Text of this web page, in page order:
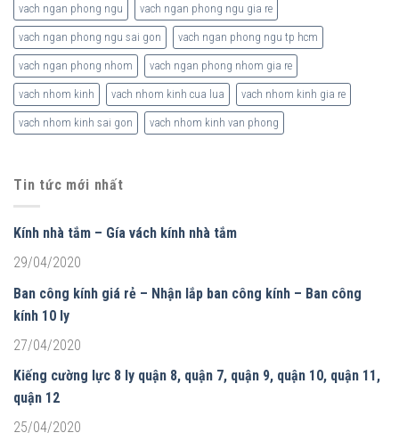
vach ngan phong ngu vach ngan phong ngu gia re
vach ngan phong ngu sai gon vach ngan phong ngu tp hcm
vach ngan phong nhom vach ngan phong nhom gia re
vach nhom kinh vach nhom kinh cua lua vach nhom kinh gia re
vach nhom kinh sai gon vach nhom kinh van phong
Tin tức mới nhất
Kính nhà tắm – Gía vách kính nhà tắm
29/04/2020
Ban công kính giá rẻ – Nhận lắp ban công kính – Ban công
kính 10 ly
27/04/2020
Kiếng cường lực 8 ly quận 8, quận 7, quận 9, quận 10, quận 11,
quận 12
25/04/2020